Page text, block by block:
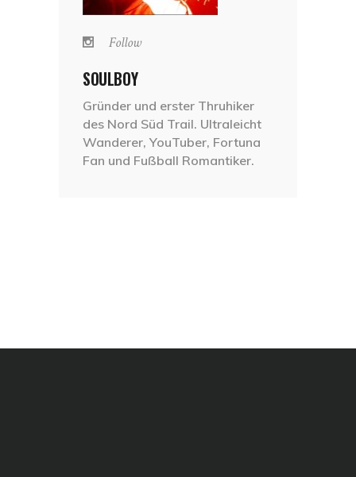
Follow
SOULBOY
Gründer und erster Thruhiker
des Nord Süd Trail. Ultraleicht
Wanderer, YouTuber, Fortuna
Fan und Fußball Romantiker.